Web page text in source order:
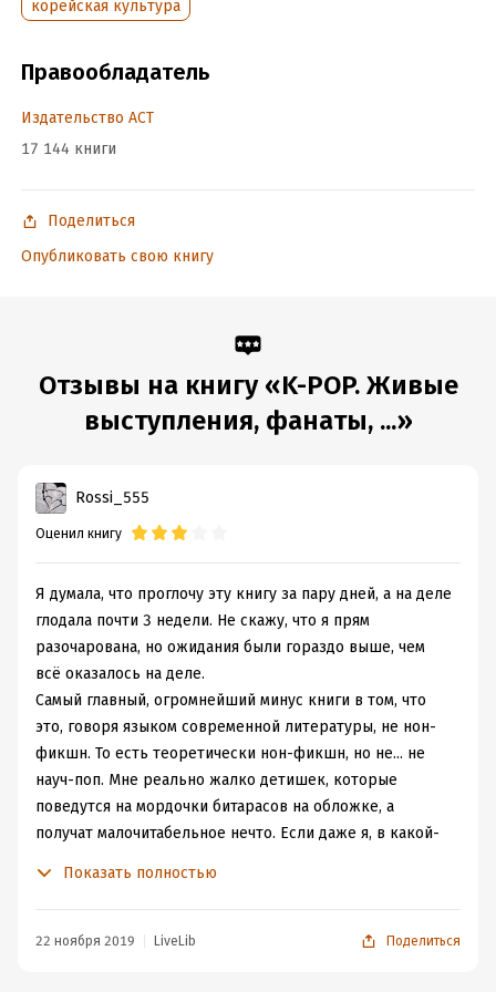
Переводчик:Наталья Иванова
корейская культура
Правообладатель
Издательство АСТ
17 144 книги
Поделиться
Опубликовать свою книгу
Отзывы на книгу «K-POP. Живые
выступления, фанаты, ...»
Rossi_555
Оценил книгу
Я думала, что проглочу эту книгу за пару дней, а на деле
глодала почти 3 недели. Не скажу, что я прям
разочарована, но ожидания были гораздо выше, чем
всё оказалось на деле.
Самый главный, огромнейший минус книги в том, что
это, говоря языком современной литературы, не нон-
фикшн. То есть теоретически нон-фикшн, но не... не
науч-поп. Мне реально жалко детишек, которые
поведутся на мордочки битарасов на обложке, а
получат малочитабельное нечто. Если даже я, в какой-
текста.
Показать полностью
22 ноября 2019 LiveLib Поделиться